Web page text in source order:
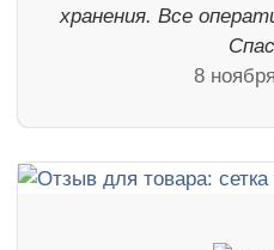
хранения. Все
8